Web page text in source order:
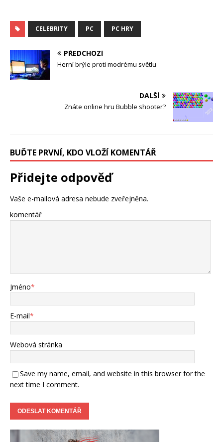
CELEBRITY PC PC HRY
PŘEDCHOZÍ
Herní brýle proti modrému světlu
DALŠÍ
Znáte online hru Bubble shooter?
BUĎTE PRVNÍ, KDO VLOŽÍ KOMENTÁŘ
Přidejte odpověď
Vaše e-mailová adresa nebude zveřejněna.
komentář
Jméno*
E-mail*
Webová stránka
Save my name, email, and website in this browser for the
next time I comment.